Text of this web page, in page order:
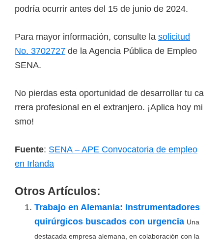
podría ocurrir antes del 15 de junio de 2024.
Para mayor información, consulte la solicitud
No. 3702727 de la Agencia Pública de Empleo
SENA.
No pierdas esta oportunidad de desarro ar tu ca
rrera profesiona en e extranjero. ¡Ap ica hoy mi
smo!
Fuente: SENA – APE Convocatoria de empleo
en Irlanda
Otros Artículos:
Trabajo en Alemania: Instrumentadores
quirúrgicos buscados con urgencia Una
destacada empresa alemana, en colaboración con la